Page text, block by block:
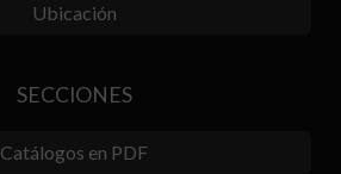
Ubicación
SECCIONES
Catálogos en PDF